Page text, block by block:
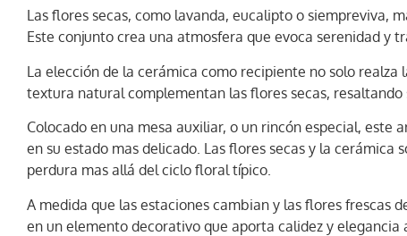
Las flores secas, como lavanda, eucalipto o siempreviva,
Este conjunto crea una atmosfera que evoca serenidad y
La elección de la cerámica como recipiente no solo
textura natural complementan las flores secas,
Colocado en una mesa auxiliar, o un rincón especial,
en su estado mas delicado. Las flores secas y la
perdura mas allá del ciclo floral típico.
A medida que las estaciones cambian y las flores frescas
en un elemento decorativo que aporta calidez y elegancia